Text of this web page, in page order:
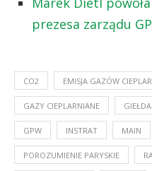
prezesa zarządu
CO2 EMISJA GAZÓW
GAZY CIEPLARNIANE
GPW INSTRAT MAIN
POROZUMIENIE PARYSKIE